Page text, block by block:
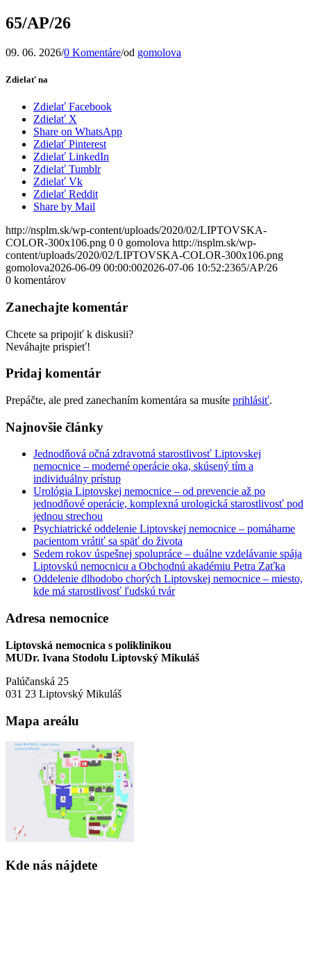
65/AP/26
09. 06. 2026/0 Komentáre/od gomolova
Zdielať na
Zdielať Facebook
Zdielať X
Share on WhatsApp
Zdielať Pinterest
Zdielať LinkedIn
Zdielať Tumblr
Zdielať Vk
Zdielať Reddit
Share by Mail
http://nsplm.sk/wp-content/uploads/2020/02/LIPTOVSKA-
COLOR-300x106.png 0 0 gomolova http://nsplm.sk/wp-
content/uploads/2020/02/LIPTOVSKA-COLOR-300x106.png
gomolova2026-06-09 00:00:002026-07-06 10:52:2365/AP/26
0 komentárov
Zanechajte komentár
Chcete sa pripojiť k diskusii?
Neváhajte prispieť!
Pridaj komentár
Prepáčte, ale pred zanechaním komentára sa musíte prihlásiť.
Najnovšie články
Jednodňová očná zdravotná starostlivosť Liptovskej
nemocnice – moderné operácie oka, skúsený tím a
individuálny prístup
Urológia Liptovskej nemocnice – od prevencie až po
jednodňové operácie, komplexná urologická starostlivosť pod
jednou strechou
Psychiatrické oddelenie Liptovskej nemocnice – pomáhame
pacientom vrátiť sa späť do života
Sedem rokov úspešnej spolupráce – duálne vzdelávanie spája
Liptovskú nemocnicu a Obchodnú akadémiu Petra Zaťka
Oddelenie dlhodobo chorých Liptovskej nemocnice – miesto,
kde má starostlivosť ľudskú tvár
Adresa nemocnice
Liptovská nemocnica s poliklinikou
MUDr. Ivana Stodolu Liptovský Mikuláš
Palúčanská 25
031 23 Liptovský Mikuláš
Mapa areálu
Kde nás nájdete